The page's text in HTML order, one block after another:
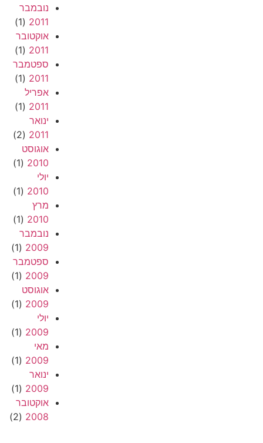
נובמבר
2011
(1)
אוקטובר
2011
(1)
ספטמבר
2011
(1)
אפריל
2011
(1)
ינואר
2011
(2)
אוגוסט
2010
(1)
יולי
2010
(1)
מרץ
2010
(1)
נובמבר
2009
(1)
ספטמבר
2009
(1)
אוגוסט
2009
(1)
יולי
2009
(1)
מאי
2009
(1)
ינואר
2009
(1)
אוקטובר
2008
(2)